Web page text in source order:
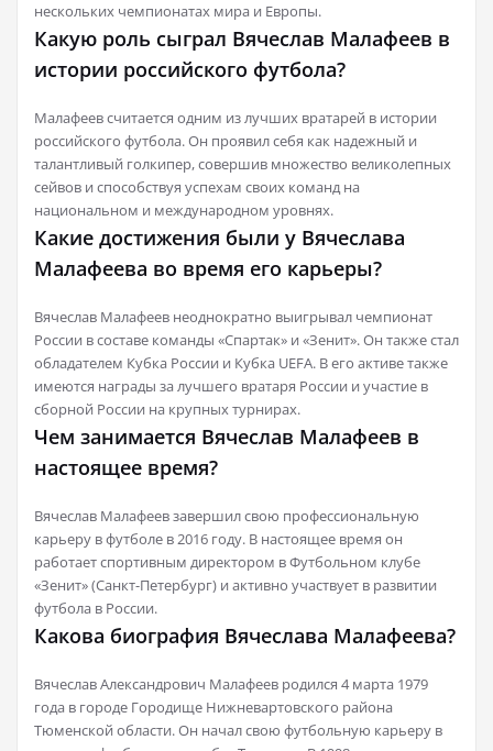
нескольких чемпионатах мира и Европы.
Какую роль сыграл Вячеслав Малафеев в
истории российского футбола?
Малафеев считается одним из лучших вратарей в истории
российского футбола. Он проявил себя как надежный и
талантливый голкипер, совершив множество великолепных
сейвов и способствуя успехам своих команд на
национальном и международном уровнях.
Какие достижения были у Вячеслава
Малафеева во время его карьеры?
Вячеслав Малафеев неоднократно выигрывал чемпионат
России в составе команды «Спартак» и «Зенит». Он также стал
обладателем Кубка России и Кубка UEFA. В его активе также
имеются награды за лучшего вратаря России и участие в
сборной России на крупных турнирах.
Чем занимается Вячеслав Малафеев в
настоящее время?
Вячеслав Малафеев завершил свою профессиональную
карьеру в футболе в 2016 году. В настоящее время он
работает спортивным директором в Футбольном клубе
«Зенит» (Санкт-Петербург) и активно участвует в развитии
футбола в России.
Какова биография Вячеслава Малафеева?
Вячеслав Александрович Малафеев родился 4 марта 1979
года в городе Городище Нижневартовского района
Тюменской области. Он начал свою футбольную карьеру в